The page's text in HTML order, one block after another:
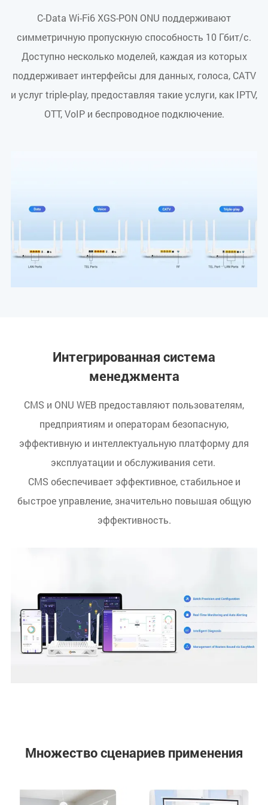
C-Data Wi-Fi6 XGS-PON ONU поддерживают
симметричную пропускную способность 10 Гбит/с.
Доступно несколько моделей, каждая из которых
поддерживает интерфейсы для данных, голоса, CATV
и услуг triple-play, предоставляя такие услуги, как IPTV,
OTT, VoIP и беспроводное подключение.
Интегрированная система
менеджмента
CMS и ONU WEB предоставляют пользователям,
предприятиям и операторам безопасную,
эффективную и интеллектуальную платформу для
эксплуатации и обслуживания сети.
CMS обеспечивает эффективное, стабильное и
быстрое управление, значительно повышая общую
эффективность.
Множество сценариев применения